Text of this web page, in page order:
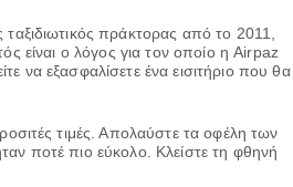
πράκτορας από το 2011,
είναι ο λόγος για τον οποίο η Airpaz
να εξασφαλίσετε ένα εισιτήριο που θα
τιμές. Απολαύστε τα οφέλη των
ποτέ πιο εύκολο. Κλείστε τη φθηνή